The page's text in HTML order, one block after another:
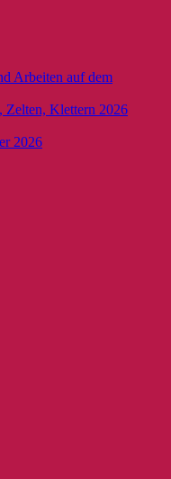
Arbeiten auf dem
Zelten, Klettern 2026
2026